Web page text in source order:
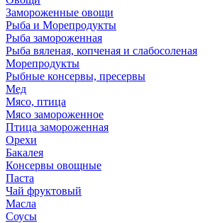
Замороженные овощи
Рыба и Морепродукты
Рыба замороженная
Рыба вяленая, копченая и слабосоленая
Морепродукты
Рыбные консервы, пресервы
Мед
Мясо, птица
Мясо замороженное
Птица замороженная
Орехи
Бакалея
Консервы овощные
Паста
Чай фруктовый
Масла
Соусы